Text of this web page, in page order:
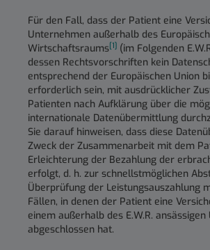
Für den Fall, dass der Patient eine
Unternehmen außerhalb des
Wirtschaftsraums[1] (im Folgenden
dessen Rechtsvorschriften kein
entsprechend der Europäischen Union
erforderlich sein, mit ausdrücklicher
Patienten nach Aufklärung über die
internationale Datenübermittlung
Sie darauf hinweisen, dass diese
Zweck der Zusammenarbeit mit dem
Erleichterung der Bezahlung der
erfolgt, d. h. zur schnellstmöglichen
Überprüfung der Leistungsauszahlung
Fällen, in denen der Patient eine
einem außerhalb des E.W.R.
abgeschlossen hat.